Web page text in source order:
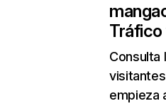
Consulta
empieza